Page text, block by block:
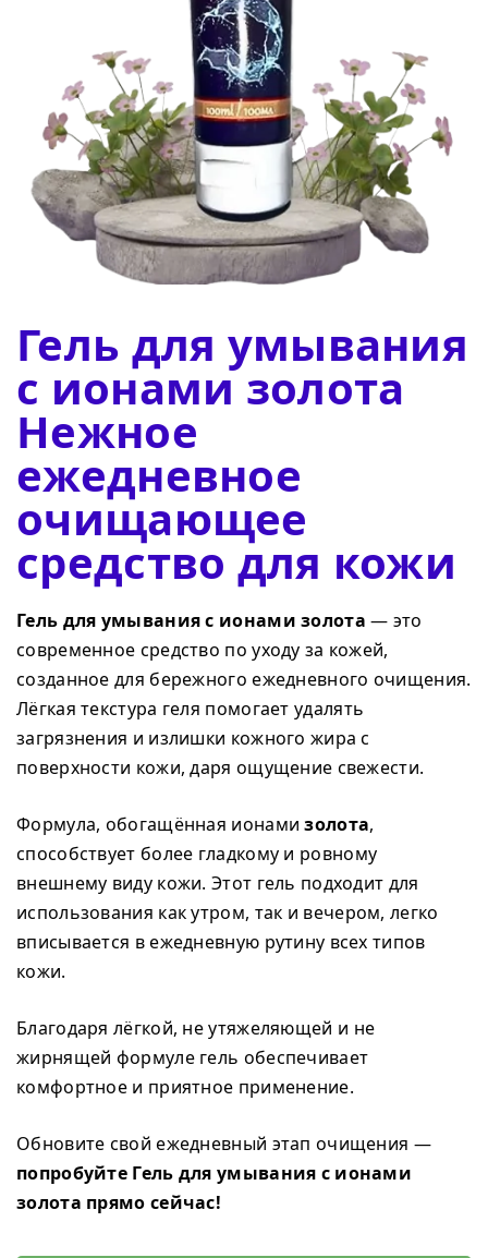
Гель для умывания
с ионами золота
Нежное
ежедневное
очищающее
средство для кожи
Гель для умывания с ионами золота — это
современное средство по уходу за кожей,
созданное для бережного ежедневного очищения.
Лёгкая текстура геля помогает удалять
загрязнения и излишки кожного жира с
поверхности кожи, даря ощущение свежести.
Формула, обогащённая ионамизолота,
способствует более гладкому и ровному
внешнему виду кожи. Этот гель подходит для
использования как утром, так и вечером, легко
вписывается в ежедневную рутину всех типов
кожи.
Благодаря лёгкой, не утяжеляющей и не
жирнящей формуле гель обеспечивает
комфортное и приятное применение.
Обновите свой ежедневный этап очищения —
попробуйте Гель для умывания с ионами
золота прямо сейчас!